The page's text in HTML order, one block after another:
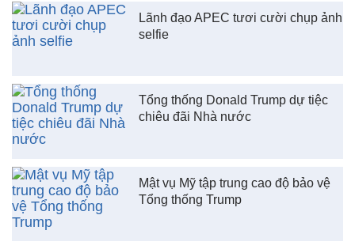
Lãnh đạo APEC tươi cười chụp ảnh
selfie
Tổng thống Donald Trump dự tiệc
chiêu đãi Nhà nước
Mật vụ Mỹ tập trung cao độ bảo vệ
Tổng thống Trump